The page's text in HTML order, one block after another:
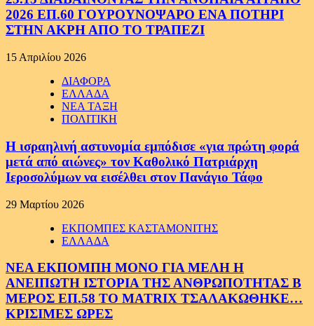
2026 ΕΠ.60 ΓΟΥΡΟΥΝΟΨΑΡΟ ΕΝΑ ΠΟΤΗΡΙ
ΣΤΗΝ ΑΚΡΗ ΑΠΟ ΤΟ ΤΡΑΠΕΖΙ
15 Απριλίου 2026
ΔΙΑΦΟΡΑ
ΕΛΛΑΔΑ
ΝΕΑ ΤΑΞΗ
ΠΟΛΙΤΙΚΗ
Η ισραηλινή αστυνομία εμπόδισε «για πρώτη φορά
μετά από αιώνες» τον Καθολικό Πατριάρχη
Ιεροσολύμων να εισέλθει στον Πανάγιο Τάφο
29 Μαρτίου 2026
ΕΚΠΟΜΠΕΣ ΚΑΣΤΑΜΟΝΙΤΗΣ
ΕΛΛΑΔΑ
ΝΕΑ ΕΚΠΟΜΠΗ ΜΟΝΟ ΓΙΑ ΜΕΛΗ Η
ΑΝΕΙΠΩΤΗ ΙΣΤΟΡΙΑ ΤΗΣ ΑΝΘΡΩΠΟΤΗΤΑΣ Β
ΜΕΡΟΣ ΕΠ.58 ΤΟ MATRIX ΤΣΑΛΑΚΩΘΗΚΕ…
ΚΡΙΣΙΜΕΣ ΩΡΕΣ